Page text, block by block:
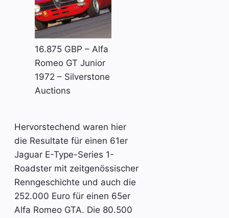
16.875 GBP – Alfa
Romeo GT Junior
1972 – Silverstone
Auctions
Hervorstechend waren hier
die Resultate für einen 61er
Jaguar E-Type-Series 1-
Roadster mit zeitgenössischer
Renngeschichte und auch die
252.000 Euro für einen 65er
Alfa Romeo GTA. Die 80.500